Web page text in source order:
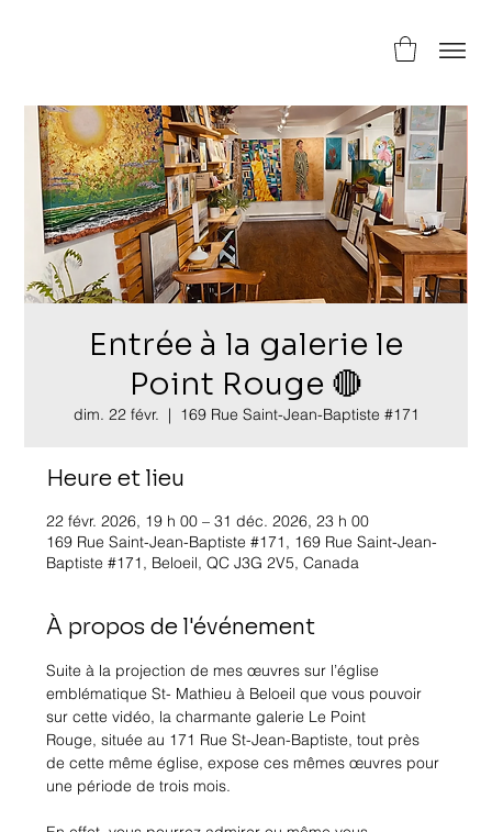
Entrée à la galerie le
Point Rouge 🔴
dim. 22 févr.
  |
169 Rue Saint-Jean-Baptiste #171
Heure et lieu
22 févr. 2026, 19 h 00 – 31 déc. 2026, 23 h 00
169 Rue Saint-Jean-Baptiste #171, 169 Rue Saint-Jean-
Baptiste #171, Beloeil, QC J3G 2V5, Canada
À propos de l'événement
Suite à la projection de mes œuvres sur l’église
emblématique St- Mathieu à Beloeil que vous pouvoir
sur cette vidéo, la charmante galerie Le Point
Rouge, située au 171 Rue St-Jean-Baptiste, tout près
de cette même église, expose ces mêmes œuvres pour
une période de trois mois.